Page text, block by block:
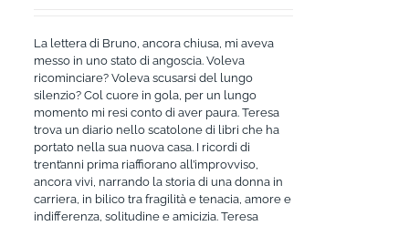
La lettera di Bruno, ancora chiusa, mi aveva
messo in uno stato di angoscia. Voleva
ricominciare? Voleva scusarsi del lungo
silenzio? Col cuore in gola, per un lungo
momento mi resi conto di aver paura. Teresa
trova un diario nello scatolone di libri che ha
portato nella sua nuova casa. I ricordi di
trent’anni prima riaffiorano all’improvviso,
ancora vivi, narrando la storia di una donna in
carriera, in bilico tra fragilità e tenacia, amore e
indifferenza, solitudine e amicizia. Teresa